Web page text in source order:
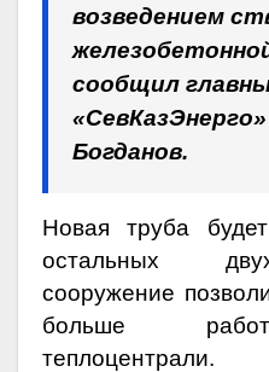
возведением
сообщил
Богданов.
Новая труба
остальных
сооружение
больше